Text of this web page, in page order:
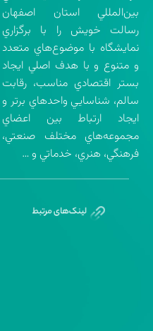
بين‌المللي استان اصفهان
رسالت خويش را با برگزاري
نمايشگاه با موضوع‌هاي متعدد
و متنوع و با هدف اصلي ايجاد
بستر اقتصادي مناسب، رقابت
سالم، شناسايي واحدهاي برتر و
ايجاد ارتباط بين اعضاي
مجموعه‌هاي مختلف صنعتي،
فرهنگي، هنري، خدماتي و …